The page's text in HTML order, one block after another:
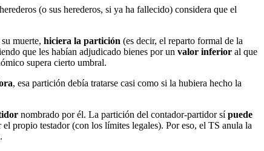
(o sus herederos, si ya ha fallecido) considera que el
muerte, hiciera la partición (es decir, el reparto formal de la
que les habían adjudicado bienes por un valor inferior al que
supera cierto umbral.
, esa partición debía tratarse casi como si la hubiera hecho la
nombrado por él. La partición del contador-partidor sípuede
propio testador (con los límites legales). Por eso, el TS anula la